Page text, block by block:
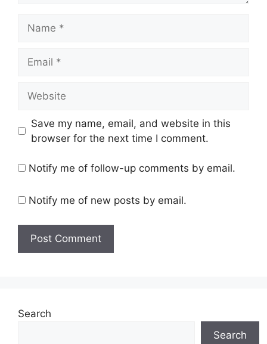
Save my name, email, and website in this
browser for the next time I comment.
Notify me of follow-up comments by email.
Notify me of new posts by email.
Search
Search